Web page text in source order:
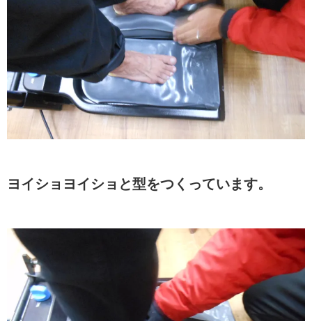
ヨイショヨイショと型をつくっています。